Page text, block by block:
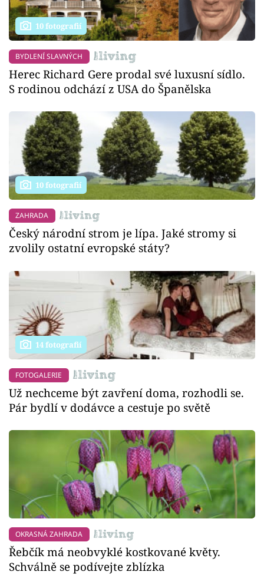
10 fotografií
BYDLENÍ SLAVNÝCH
Herec Richard Gere prodal své luxusní sídlo.
S rodinou odchází z USA do Španělska
10 fotografií
ZAHRADA
Český národní strom je lípa. Jaké stromy si
zvolily ostatní evropské státy?
14 fotografií
FOTOGALERIE
Už nechceme být zavření doma, rozhodli se.
Pár bydlí v dodávce a cestuje po světě
OKRASNÁ ZAHRADA
Řebčík má neobvyklé kostkované květy.
Schválně se podívejte zblízka